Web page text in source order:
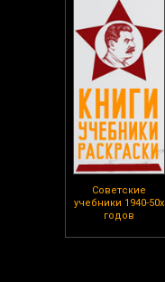
Советские
учебники 1940-50х
годов